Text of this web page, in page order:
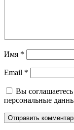
Имя *
Email *
Вы
персональные